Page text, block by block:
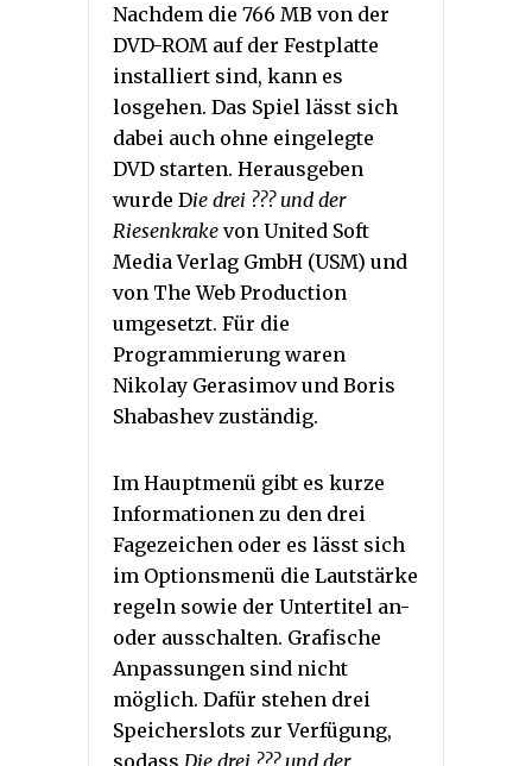
Nachdem die 766 MB von der
DVD-ROM auf der Festplatte
installiert sind, kann es
losgehen. Das Spiel lässt sich
dabei auch ohne eingelegte
DVD starten. Herausgeben
wurde Die drei ??? und der
Riesenkrake von United Soft
Media Verlag GmbH (USM) und
von The Web Production
umgesetzt. Für die
Programmierung waren
Nikolay Gerasimov und Boris
Shabashev zuständig.
Im Hauptmenü gibt es kurze
Informationen zu den drei
Fagezeichen oder es lässt sich
im Optionsmenü die Lautstärke
regeln sowie der Untertitel an-
oder ausschalten. Grafische
Anpassungen sind nicht
möglich. Dafür stehen drei
Speicherslots zur Verfügung,
sodass Die drei ??? und der